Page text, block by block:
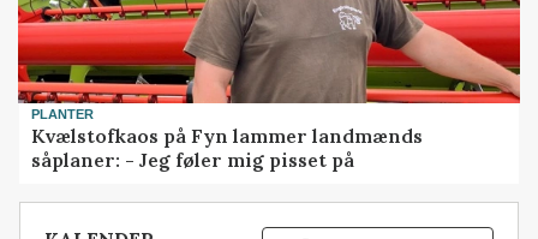
PLANTER
Kvælstofkaos på Fyn lammer landmænds
såplaner: - Jeg føler mig pisset på